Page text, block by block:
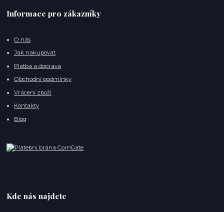
Informace pro zákazníky
O nás
Jak nakupovat
Platba a doprava
Obchodní podmínky
Vrácení zboží
Kontakty
Blog
Kde nás najdete